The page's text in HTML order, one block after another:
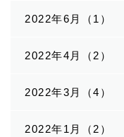
2022年6月（1）
2022年4月（2）
2022年3月（4）
2022年1月（2）